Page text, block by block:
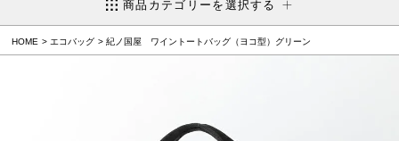
商品カテゴリーを選択する
HOME エコバッグ 紀ノ国屋 ワイントートバッグ（ヨコ型）グリーン